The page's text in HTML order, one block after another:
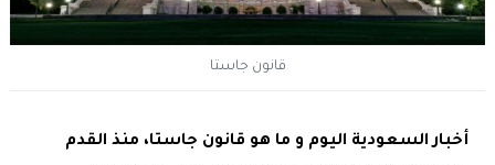
قانون جاستا
أخبار السعودية اليوم و ما هو قانون جاستا، منذ القدم